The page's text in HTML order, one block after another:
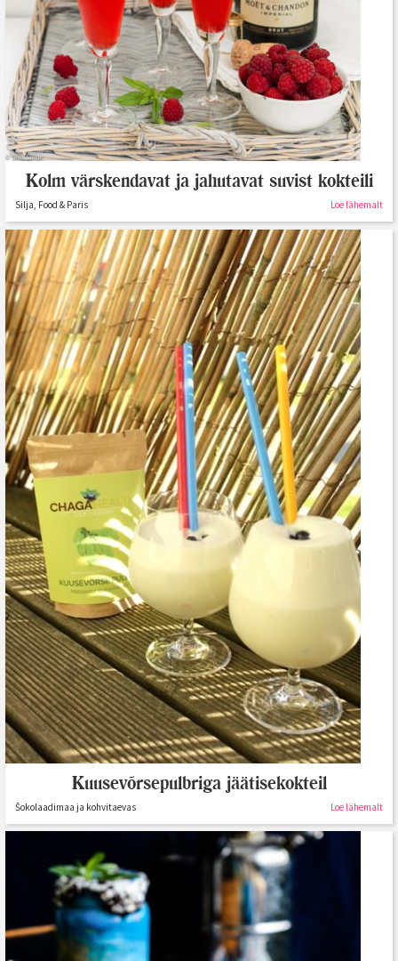
Kolm värskendavat ja jahutavat suvist kokteili
Silja, Food & Paris Loe lähemalt
Kuusevõrsepulbriga jäätisekokteil
Šokolaadimaa ja kohvitaevas Loe lähemalt